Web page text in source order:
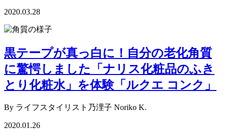
2020.03.28
黒テープが真っ白に！自分の老化角質
に驚愕しました「ナリス化粧品のふき
とり化粧水」を体験「ルクエ コンク」
By ライフスタイリスト乃浬子 Noriko K.
2020.01.26